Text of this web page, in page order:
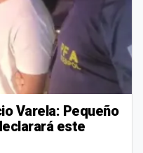
Varela: Pequeño
este